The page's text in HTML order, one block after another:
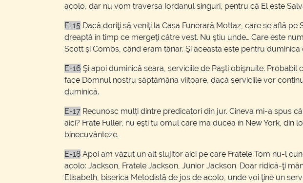
acolo, dar nu vom traversa Iordanul singuri, pentru că El este
E-15 Dacă doriţi să veniţi la Casa Funerară Mottaz, care se află
dreaptă în timp ce mergeţi către vest. Nu ştiu unde… Care este
Scott şi Combs, când eram tânăr. Şi aceasta este pentru
E-16 Şi apoi duminică seara, serviciile de Paşti obişnuite.
face Domnul nostru săptămâna viitoare, dacă serviciile vor
duminică.
E-17 Recunosc mulţi dintre predicatori din jur. Cineva mi-a spus
aici? Frate Fuller, nu eşti tu omul care mă ducea în New York, din
binecuvânteze.
E-18 Apoi am văzut un alt slujitor aici pe care Fratele Tom nu-l
acolo: Jackson, Fratele Jackson, Junior Jackson. Doar ridică-ţi
Elisabeth, biserica Metodistă de jos de acolo, unde voi ţine un